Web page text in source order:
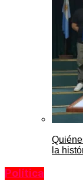
la
Política